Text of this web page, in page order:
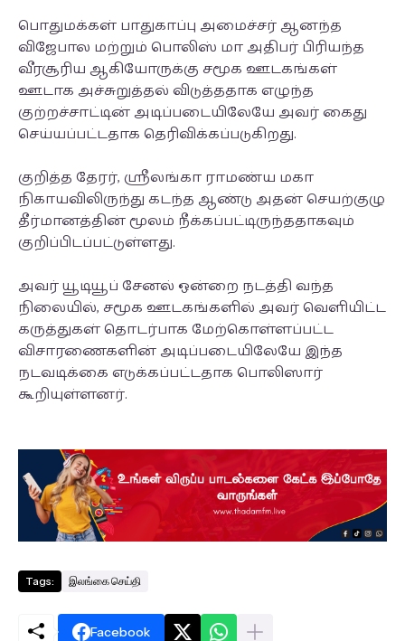
பொதுமக்கள் பாதுகாப்பு அமைச்சர் ஆனந்த
விஜேபால மற்றும் பொலிஸ் மா அதிபர் பிரியந்த
வீரசூரிய ஆகியோருக்கு சமூக ஊடகங்கள்
ஊடாக அச்சுறுத்தல் விடுத்ததாக எழுந்த
குற்றச்சாட்டின் அடிப்படையிலேயே அவர் கைது
செய்யப்பட்டதாக தெரிவிக்கப்படுகிறது.
குறித்த தேரர், ஸ்ரீலங்கா ராமண்ய மகா
நிகாயவிலிருந்து கடந்த ஆண்டு அதன் செயற்குழு
தீர்மானத்தின் மூலம் நீக்கப்பட்டிருந்ததாகவும்
குறிப்பிடப்பட்டுள்ளது.
அவர் யூடியூப் சேனல் ஒன்றை நடத்தி வந்த
நிலையில், சமூக ஊடகங்களில் அவர் வெளியிட்ட
கருத்துகள் தொடர்பாக மேற்கொள்ளப்பட்ட
விசாரணைகளின் அடிப்படையிலேயே இந்த
நடவடிக்கை எடுக்கப்பட்டதாக பொலிஸார்
கூறியுள்ளனர்.
Tags: இலங்கை செய்தி
Facebook